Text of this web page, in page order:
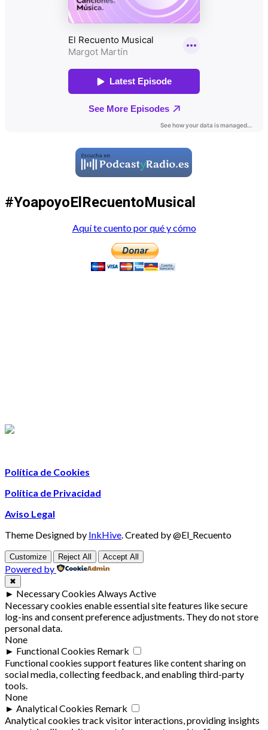
#YoapoyoElRecuentoMusical
Aquí te cuento por qué y cómo
Política de Cookies
Política de Privacidad
Aviso Legal
Theme Designed by InkHive.Created by @El_Recuento
Customize Reject All Accept All
Powered by
✖
► Necessary Cookies Always Active
Necessary cookies enable essential site features like secure
log-ins and consent preference adjustments. They do not store
personal data.
None
► Functional Cookies Remark
Functional cookies support features like content sharing on
social media, collecting feedback, and enabling third-party
tools.
None
► Analytical Cookies Remark
Analytical cookies track visitor interactions, providing insights